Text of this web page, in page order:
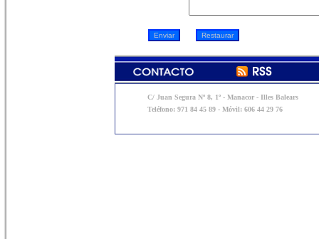
C/ Juan Segura Nº 8, 1º - Manacor - Illes Balears
Teléfono: 971 84 45 89 - Móvil: 606 44 29 76